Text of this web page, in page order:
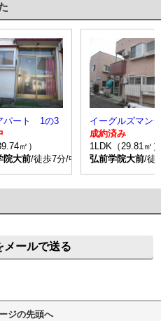
パート 1の3
㎡）
院大前/徒歩7分/中野 停歩4分
成約済み
1LDK（29.81㎡）
弘前学院大前/徒
メールで送る
ジの先頭へ